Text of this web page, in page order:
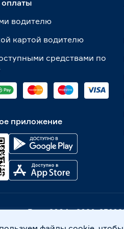
водителю
картой водителю
средствами по
приложение
Рус» 2004 -2026,